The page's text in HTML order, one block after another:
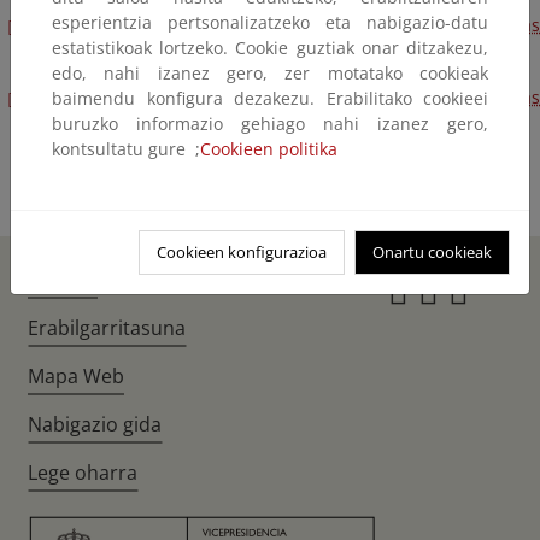
Estadística de Fabricación de Pasta Coquizable, de Coquerías
y de Gas Horno Alto 2011 [PDF] [77,29 KB]
Estadística de Fabricación de Pasta Coquizable, de Coquerías
y Gas de Horno Alto. 2010 [PDF] [83,92 KB]
esperientzia pertsonalizatzeko eta nabigazio-datu
estatistikoak lortzeko. Cookie guztiak onar ditzakezu,
edo, nahi izanez gero, zer motatako cookieak
baimendu konfigura dezakezu. Erabilitako cookieei
buruzko informazio gehiago nahi izanez gero,
kontsultatu gure ;Cookieen politika
Cookieen konfigurazioa Onartu cookieak
Erabilgarritasuna
Mapa Web
Nabigazio gida
Lege oharra